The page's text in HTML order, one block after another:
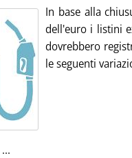
In base alla
dell'euro i listini
dovrebbero
le seguenti
... Leggi tutta la notizia: